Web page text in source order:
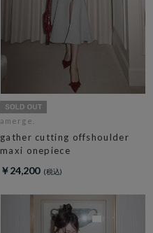
amerge.
gather cutting offshoulder
maxi onepiece
￥24,200